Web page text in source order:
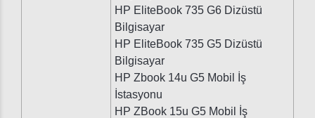
HP EliteBook 735 G6 Dizüstü
Bilgisayar
HP EliteBook 735 G5 Dizüstü
Bilgisayar
HP Zbook 14u G5 Mobil İş
İstasyonu
HP ZBook 15u G5 Mobil İş